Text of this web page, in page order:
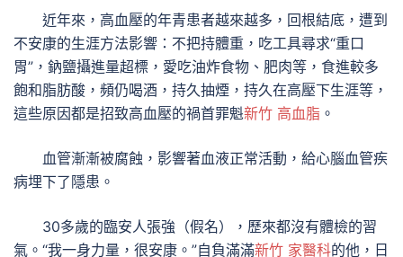
近年來，高血壓的年青患者越來越多，回根結底，遭到
不安康的生涯方法影響：不把持體重，吃工具尋求“重口
胃”，鈉鹽攝進量超標，愛吃油炸食物、肥肉等，食進較多
飽和脂肪酸，頻仍喝酒，持久抽煙，持久在高壓下生涯等，
這些原因都是招致高血壓的禍首罪魁新竹 高血脂 。
血管漸漸被腐蝕，影響著血液正常活動，給心腦血管疾
病埋下了隱患。
30多歲的臨安人張強（假名），歷來都沒有體檢的習
氣。“我一身力量，很安康。”自負滿滿新竹 家醫科的他，日